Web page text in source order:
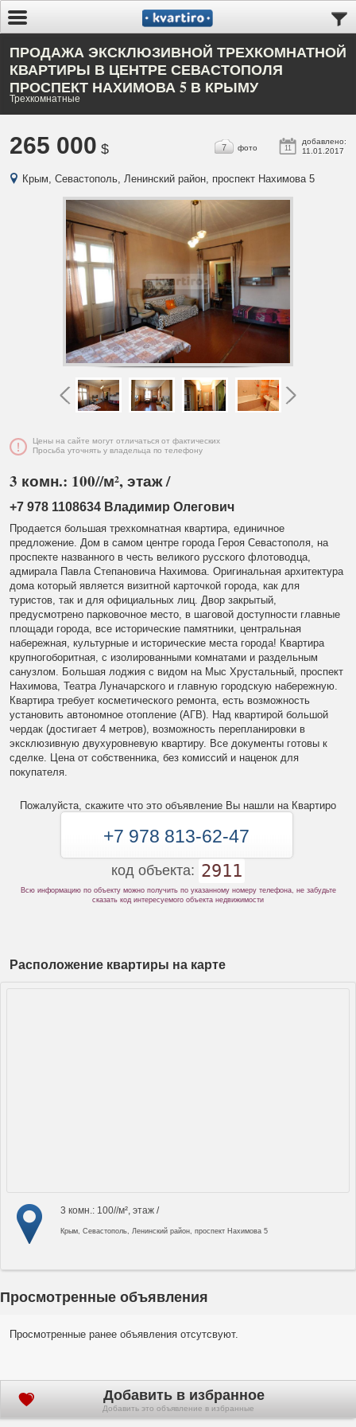
ПРОДАЖА ЭКСКЛЮЗИВНОЙ ТРЕХКОМНАТНОЙ
КВАРТИРЫ В ЦЕНТРЕ СЕВАСТОПОЛЯ
ПРОСПЕКТ НАХИМОВА 5 В КРЫМУ
Трехкомнатные
265 000 $ 11
добавлено:
11.01.2017
7 фото
Крым, Севастополь, Ленинский район, проспект Нахимова 5
Цены на сайте могут отличаться от фактических
Просьба уточнять у владельца по телефону
3 комн.: 100//м², этаж /
+7 978 1108634 Владимир Олегович
Продается большая трехкомнатная квартира, единичное
предложение. Дом в самом центре города Героя Севастополя, на
проспекте названного в честь великого русского флотоводца,
адмирала Павла Степановича Нахимова. Оригинальная архитектура
дома который является визитной карточкой города, как для
туристов, так и для официальных лиц. Двор закрытый,
предусмотрено парковочное место, в шаговой доступности главные
площади города, все исторические памятники, центральная
набережная, культурные и исторические места города! Квартира
крупногоборитная, с изолированными комнатами и раздельным
санузлом. Большая лоджия с видом на Мыс Хрустальный, проспект
Нахимова, Театра Луначарского и главную городскую набережную.
Квартира требует косметического ремонта, есть возможность
установить автономное отопление (АГВ). Над квартирой большой
чердак (достигает 4 метров), возможность перепланировки в
эксклюзивную двухуровневую квартиру. Все документы готовы к
сделке. Цена от собственника, без комиссий и наценок для
покупателя.
Пожалуйста, скажите что это объявление Вы нашли на Квартиро
+7 978 813-62-47
код объекта: 2911
Всю информацию по объекту можно получить по указанному номеру телефона, не забудьте
сказать код интересуемого объекта недвижимости
Расположение квартиры на карте
3 комн.: 100//м², этаж /
Крым, Севастополь, Ленинский район, проспект Нахимова 5
Просмотренные объявления
Просмотренные ранее объявления отсутсвуют.
Добавить в избранное
Добавить это объявление в избранные